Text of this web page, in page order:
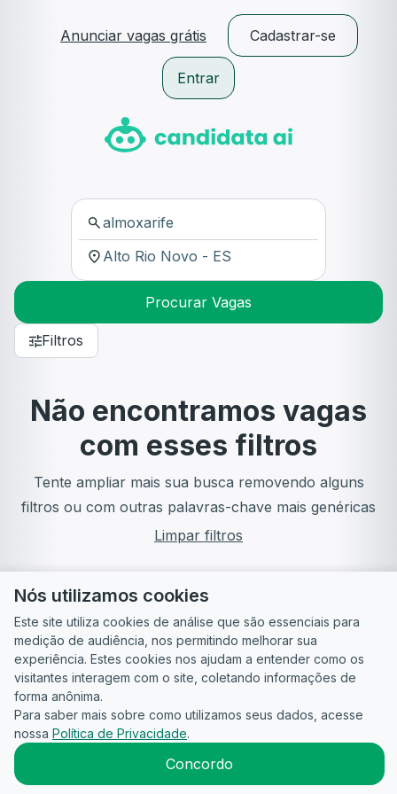
Anunciar vagas grátis Cadastrar-se
Entrar
Procurar Vagas
Filtros
Não encontramos vagas
com esses filtros
Tente ampliar mais sua busca removendo alguns
filtros ou com outras palavras-chave mais genéricas
Limpar filtros
Guia do
Candidato
Para
empresas
Política de
Privacidade
Termos
2026CandidataAI
Nós utilizamos cookies
Este site utiliza cookies de análise que são essenciais para
medição de audiência, nos permitindo melhorar sua
experiência. Estes cookies nos ajudam a entender como os
visitantes interagem com o site, coletando informações de
forma anônima.
Para saber mais sobre como utilizamos seus dados, acesse
nossa Política de Privacidade.
Concordo